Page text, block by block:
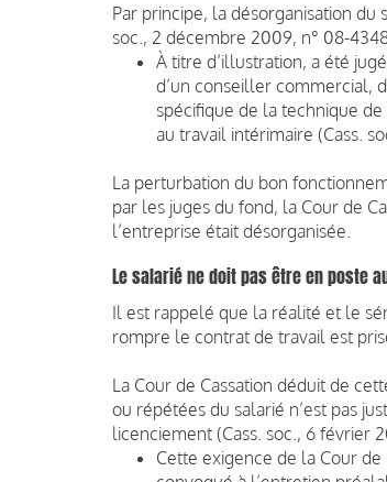
Par principe, la désorganisation du
soc., 2 décembre 2009, n° 08-
À titre d’illustration, a été
d’un conseiller commercial,
spécifique de la technique
au travail intérimaire (Cass.
La perturbation du bon
par les juges du fond, la Cour de
l’entreprise était désorganisée.
Le salarié ne doit pas être en poste
Il est rappelé que la réalité et le
rompre le contrat de travail est
La Cour de Cassation déduit de
ou répétées du salarié n’est pas
licenciement (Cass. soc., 6 février
Cette exigence de la Cour